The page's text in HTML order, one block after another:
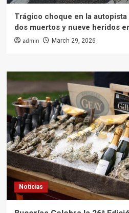
Trágico choque en la
dos muertos y nueve heridos
admin March 29, 2026
Noticias